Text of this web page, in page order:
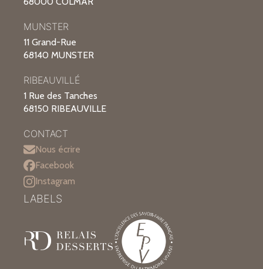
MUNSTER
11 Grand-Rue
68140 MUNSTER
RIBEAUVILLÉ
1 Rue des Tanches
68150 RIBEAUVILLE
CONTACT
Nous écrire
Facebook
Instagram
LABELS